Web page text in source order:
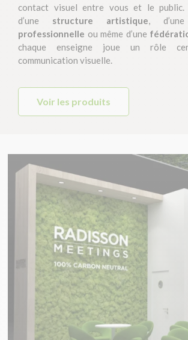
contact visuel entre vous et le public.
d’une structure artistique ,
professionnelle ou même d’une
chaque enseigne joue un rôle
communication visuelle.
Voir les produits